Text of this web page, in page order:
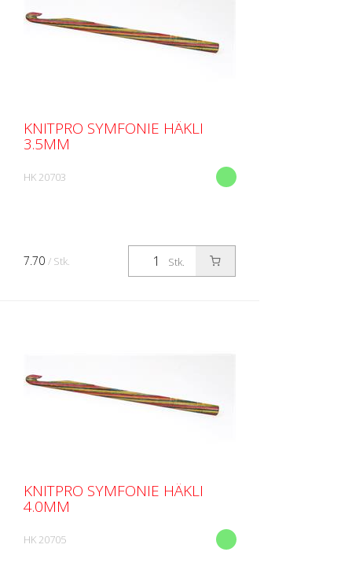
KNITPRO SYMFONIE HÄKLI
3.5MM
HK 20703
Stk.
7.70 / Stk.
KNITPRO SYMFONIE HÄKLI
4.0MM
HK 20705